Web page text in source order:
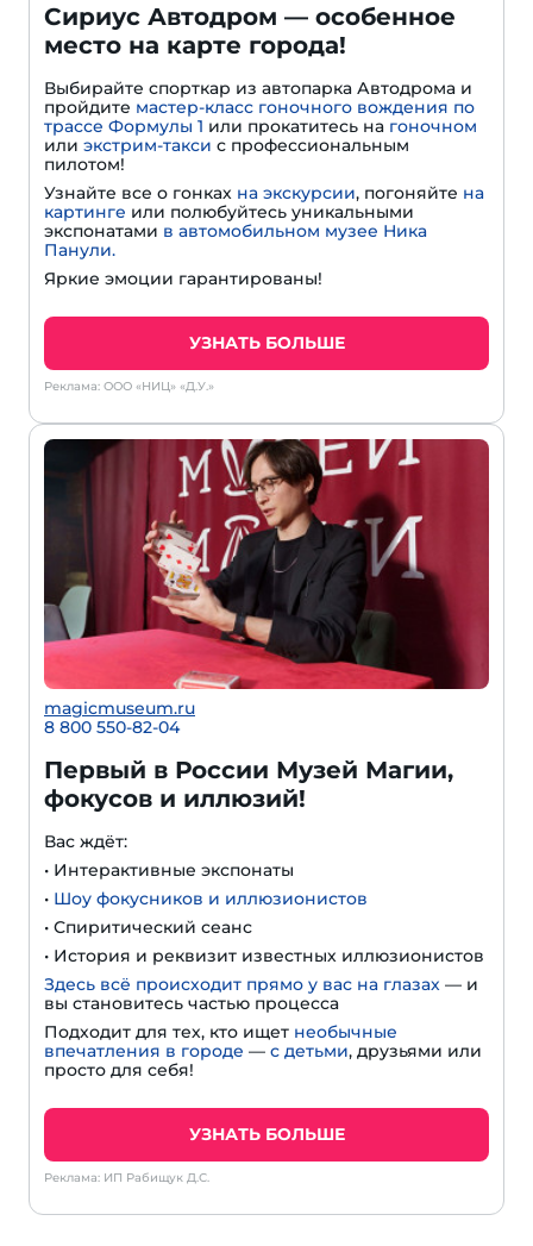
Сириус Автодром — особенное
место на карте города!
Выбирайте спорткар из автопарка Автодрома и
пройдите мастер-класс гоночного вождения по
трассе Формулы 1 или прокатитесь на гоночном
или экстрим-такси с профессиональным
пилотом!
Узнайте все о гонках на экскурсии, погоняйте на
картинге или полюбуйтесь уникальными
экспонатами в автомобильном музее Ника
Панули.
Яркие эмоции гарантированы!
УЗНАТЬ БОЛЬШЕ
Реклама: ООО «НИЦ» «Д.У.»
magicmuseum.ru
8 800 550-82-04
Первый в России Музей Магии,
фокусов и иллюзий!
Вас ждёт:
• Интерактивные экспонаты
• Шоу фокусников и иллюзионистов
• Спиритический сеанс
• История и реквизит известных иллюзионистов
Здесь всё происходит прямо у вас на глазах — и
вы становитесь частью процесса
Подходит для тех, кто ищет необычные
впечатления в городе — с детьми, друзьями или
просто для себя!
УЗНАТЬ БОЛЬШЕ
Реклама: ИП Рабищук Д.С.